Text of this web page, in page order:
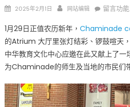
Posted
2025年2月1日 Author
网站编辑
在
蛇
吐
瑞
迎
纳
福
留言功
1月29日正值农历新年， Chaminade
的Atrium 大厅里张灯结彩、锣鼓喧天
中华教育文化中心应邀在此又献上了一
为Chaminade的师生及当地的市民们